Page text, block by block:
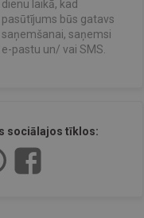
dienu laikā, kad
pasūtījums būs gatavs
saņemšanai, saņemsi
e-pastu un/ vai SMS.
sociālajos tīklos: